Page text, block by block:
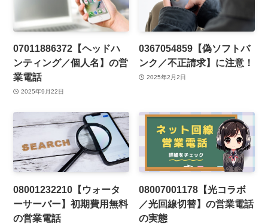
07011886372【ヘッドハ
ンティング／個人名】の営
業電話
2025年9月22日
0367054859【偽ソフトバ
ンク／不正請求】に注意！
2025年2月2日
08001232210【ウォータ
ーサーバー】初期費用無料
の営業電話
08007001178【光コラボ
／光回線切替】の営業電話
の実態